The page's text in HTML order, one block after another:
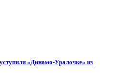
«Динамо-Уралочке» из